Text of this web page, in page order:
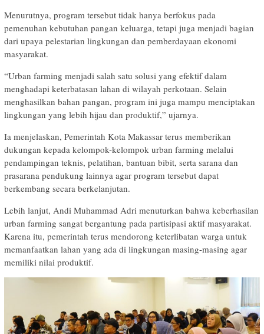
Menurutnya, program tersebut tidak hanya berfokus pada
pemenuhan kebutuhan pangan keluarga, tetapi juga menjadi bagian
dari upaya pelestarian lingkungan dan pemberdayaan ekonomi
masyarakat.
“Urban farming menjadi salah satu solusi yang efektif dalam
menghadapi keterbatasan lahan di wilayah perkotaan. Selain
menghasilkan bahan pangan, program ini juga mampu menciptakan
lingkungan yang lebih hijau dan produktif,” ujarnya.
Ia menjelaskan, Pemerintah Kota Makassar terus memberikan
dukungan kepada kelompok-kelompok urban farming melalui
pendampingan teknis, pelatihan, bantuan bibit, serta sarana dan
prasarana pendukung lainnya agar program tersebut dapat
berkembang secara berkelanjutan.
Lebih lanjut, Andi Muhammad Adri menuturkan bahwa keberhasilan
urban farming sangat bergantung pada partisipasi aktif masyarakat.
Karena itu, pemerintah terus mendorong keterlibatan warga untuk
memanfaatkan lahan yang ada di lingkungan masing-masing agar
memiliki nilai produktif.